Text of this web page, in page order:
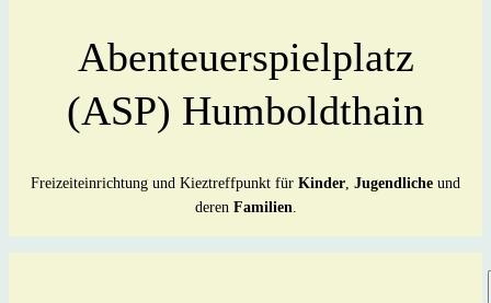
Abenteuer­spielplatz
(ASP) Humboldthain
Freizeiteinrichtung und Kieztreffpunkt für Kinder, Jugendliche und
deren Familien.